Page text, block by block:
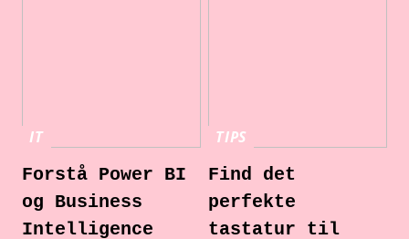
IT
Forstå Power BI
og Business
Intelligence
TIPS
Find det
perfekte
tastatur til